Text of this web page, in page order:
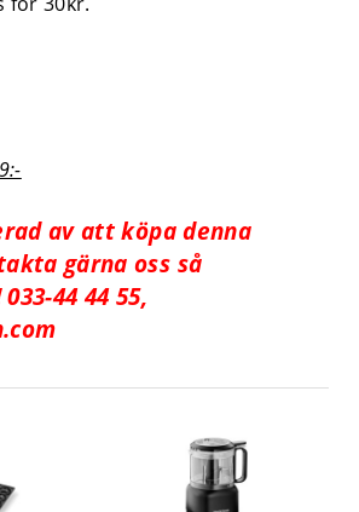
av att köpa denna
gärna oss så
44 44 55,